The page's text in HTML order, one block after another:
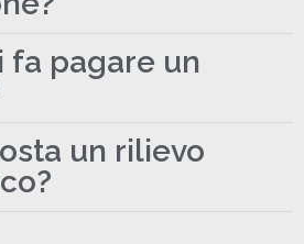
fa pagare un
un rilievo